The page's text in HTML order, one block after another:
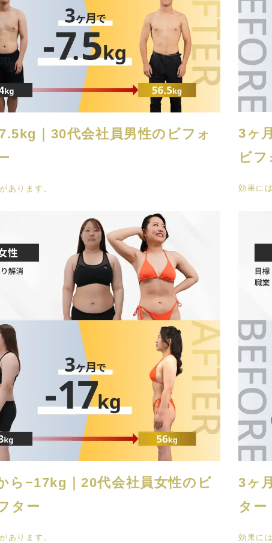
｜30代会社員男性のビフォ
あります。
3ヶ
ビ
効果に
ら−17kg｜20代会社員女性のビ
ター
あります。
3ヶ
ター
効果に